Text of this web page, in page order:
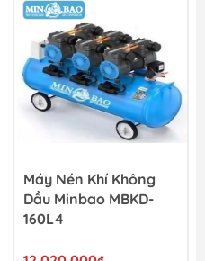
Máy Nén Khí Không
Dầu Minbao MBKD-
160L4